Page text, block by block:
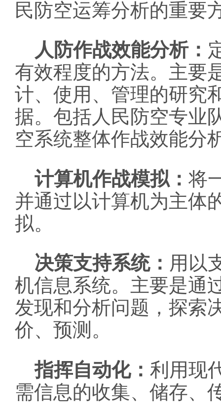
民防空运筹分析的重要
人防作战效能分析：
有效程度的方法。主要
计、使用、管理的研究
据。包括人民防空专业
空系统整体作战效能分
计算机作战模拟： 将
并通过以计算机为主体
拟。
决策支持系统： 用以
机信息系统。主要是通
发现和分析问题，探索
价、预测。
指挥自动化： 利用现
需信息的收集、储存、